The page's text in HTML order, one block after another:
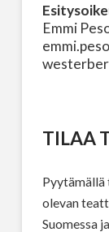
Emmi
TILAA
olevan
Suomessa